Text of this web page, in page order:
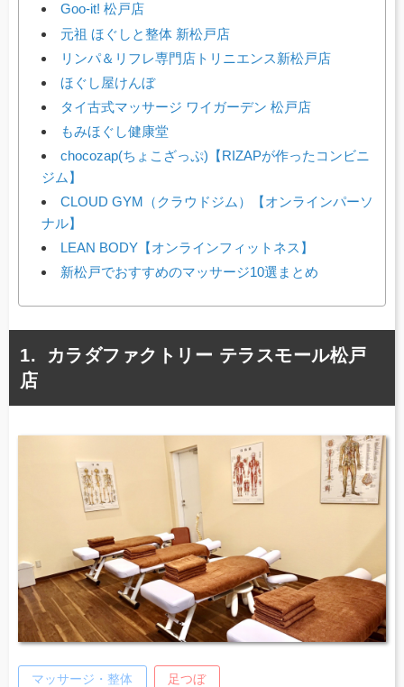
Goo-it! 松戸店
元祖 ほぐしと整体 新松戸店
リンパ＆リフレ専門店トリニエンス新松戸店
ほぐし屋けんぼ
タイ古式マッサージ ワイガーデン 松戸店
もみほぐし健康堂
chocozap(ちょこざっぷ)【RIZAPが作ったコンビニ
ジム】
CLOUD GYM（クラウドジム）【オンラインパーソ
ナル】
LEAN BODY【オンラインフィットネス】
新松戸でおすすめのマッサージ10選まとめ
カラダファクトリー テラスモール松戸
店
マッサージ・整体 足つぼ